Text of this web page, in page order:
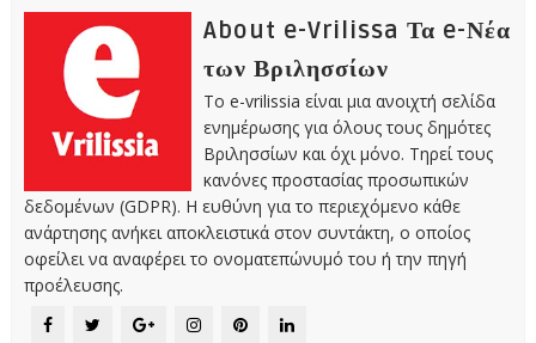
About e-Vrilissa Τα e-Νέα
των Βριλησσίων
Το e-vrilissia είναι μια ανοιχτή σελίδα
ενημέρωσης για όλους τους δημότες
Βριλησσίων και όχι μόνο. Τηρεί τους
κανόνες προστασίας προσωπικών
δεδομένων (GDPR). Η ευθύνη για το περιεχόμενο κάθε
ανάρτησης ανήκει αποκλειστικά στον συντάκτη, ο οποίος
οφείλει να αναφέρει το ονοματεπώνυμό του ή την πηγή
προέλευσης.